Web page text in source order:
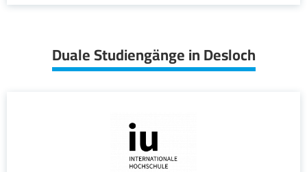
Duale Studiengänge in Desloch